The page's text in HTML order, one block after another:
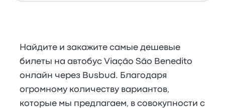
Найдите и закажите самые дешевые
билеты на автобус Viação São Benedito
онлайн через Busbud. Благодаря
огромному количеству вариантов,
которые мы предлагаем, в совокупности с